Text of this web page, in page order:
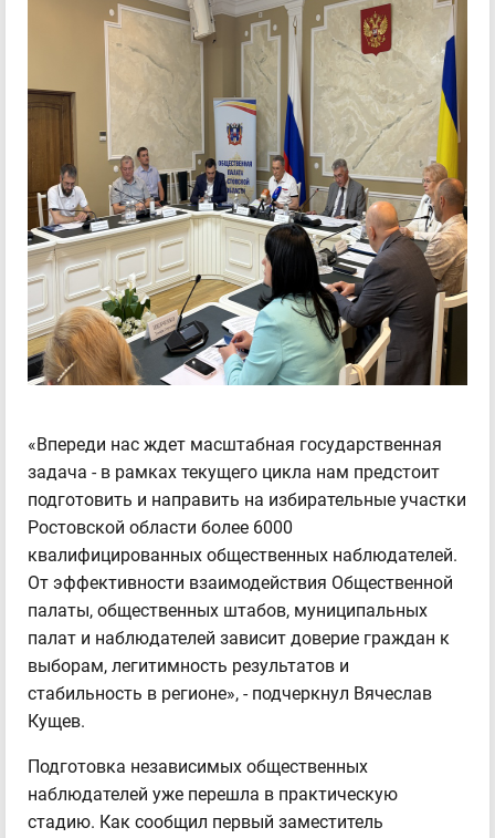
«Впереди нас ждет масштабная государственная
задача - в рамках текущего цикла нам предстоит
подготовить и направить на избирательные участки
Ростовской области более 6000
квалифицированных общественных наблюдателей.
От эффективности взаимодействия Общественной
палаты, общественных штабов, муниципальных
палат и наблюдателей зависит доверие граждан к
выборам, легитимность результатов и
стабильность в регионе», - подчеркнул Вячеслав
Кущев.
Подготовка независимых общественных
наблюдателей уже перешла в практическую
стадию. Как сообщил первый заместитель